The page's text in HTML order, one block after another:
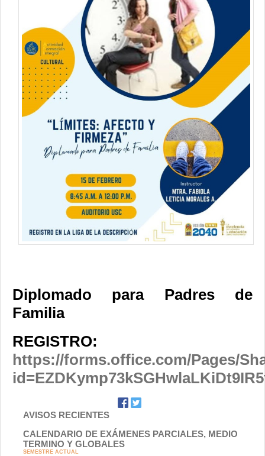
Contacto
Diplomado para Padres de
Familia
REGISTRO:
https://forms.office.com/Pages/
AVISOS RECIENTES
CALENDARIO DE EXÁMENES PARCIALES, MEDIO
TERMINO Y GLOBALES
SEMESTRE ACTUAL